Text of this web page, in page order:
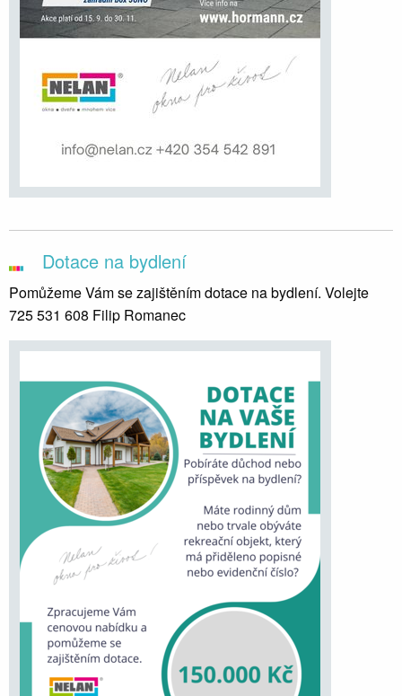
Dotace na bydlení
Pomůžeme Vám se zajištěním dotace na bydlení. Volejte
725 531 608 Filip Romanec